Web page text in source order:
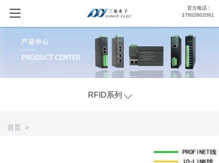
官方电话：
17602602061
RFID系列
首页 >